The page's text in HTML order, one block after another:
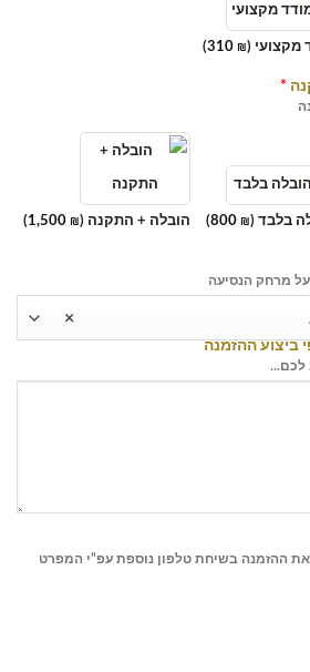
מקצועי ( 310 ₪
)
*
בלבד ( 800 ₪
) הובלה + התקנה ( 1,500 ₪
)
מרחק הנסיעה
×
ביצוע ההזמנה
לכם...
את ההזמנה בשיחת טלפון נוספת עפ"י המפרט